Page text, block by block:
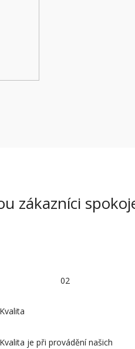
zákazníci
02
Kvalita
Kvalita je při provádění našich